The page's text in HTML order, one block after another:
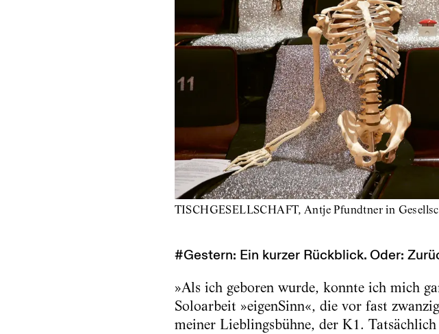
TISCHGESELLSCHAFT, Antje Pfundtner in
#Gestern: Ein kurzer Rückblick. Oder:
»Als ich geboren wurde, konnte ich mich
Soloarbeit »eigenSinn«, die vor fast
meiner Lieblingsbühne, der K1.